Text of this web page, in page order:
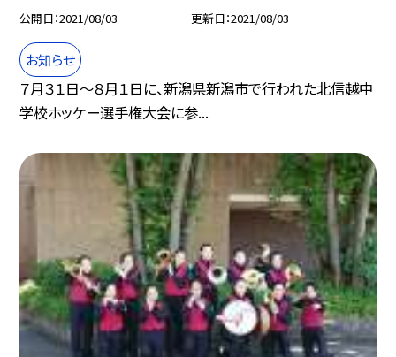
公開日 2021/08/03 更新日 2021/08/03
お知らせ
７月３１日〜８月１日に、新潟県新潟市で行われた北信越中
学校ホッケー選手権大会に参...